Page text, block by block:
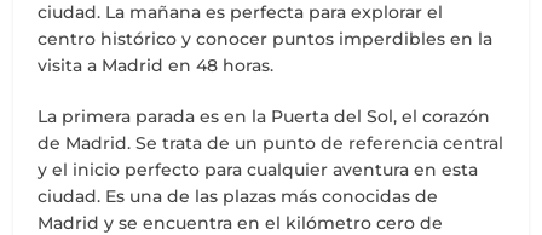
ciudad. La mañana es perfecta para explorar el
centro histórico y conocer puntos imperdibles en la
visita a Madrid en 48 horas.
La primera parada es en la Puerta del Sol, el corazón
de Madrid. Se trata de un punto de referencia central
y el inicio perfecto para cualquier aventura en esta
ciudad. Es una de las plazas más conocidas de
Madrid y se encuentra en el kilómetro cero de